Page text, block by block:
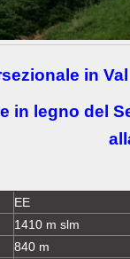
in
in legno del
EE
1410 m slm
840 m